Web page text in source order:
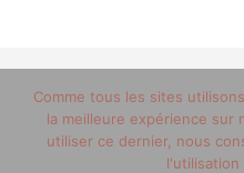
© 2012-2020 copyright
masculin/
Comme tous les sites
la meilleure expérience sur
utiliser ce dernier, nous
l'utilisation